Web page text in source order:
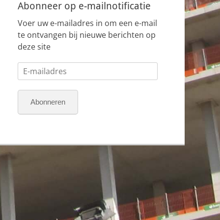
Abonneer op e-mailnotificatie
Voer uw e-mailadres in om een e-mail
te ontvangen bij nieuwe berichten op
deze site
E-
mailadres
Abonneren